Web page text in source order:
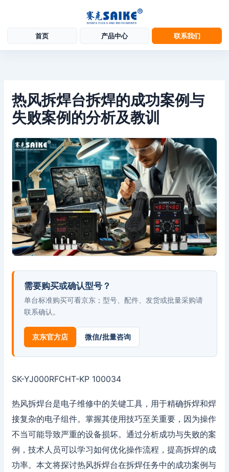
首页 产品中心 联系我们
热风拆焊台拆焊的成功案例与
失败案例的分析及教训
需要购买或确认型号？
单台标准购买可看京东；型号、配件、发货或批量采购请
联系确认。
京东官方店 微信/批量咨询
SK-YJ000RFCHT-KP 100034
热风拆焊台是电子维修中的关键工具，用于精确拆焊和焊
接复杂的电子组件。掌握其使用技巧至关重要，因为操作
不当可能导致严重的设备损坏。通过分析成功与失败的案
例，技术人员可以学习如何优化操作流程，提高拆焊的成
功率。本文将探讨热风拆焊台在拆焊任务中的成功案例与